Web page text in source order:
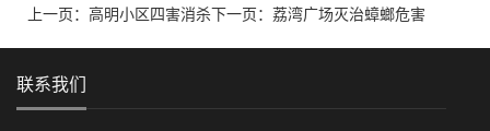
上一页： 高明小区四害消杀下一页： 荔湾广场灭治蟑螂危害
联系我们